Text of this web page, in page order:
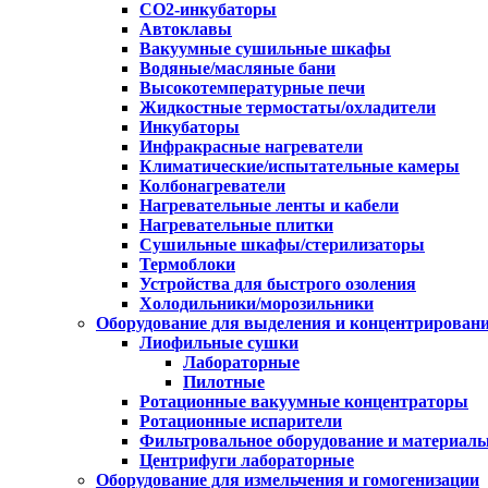
CO2-инкубаторы
Автоклавы
Вакуумные сушильные шкафы
Водяные/масляные бани
Высокотемпературные печи
Жидкостные термостаты/охладители
Инкубаторы
Инфракрасные нагреватели
Климатические/испытательные камеры
Колбонагреватели
Нагревательные ленты и кабели
Нагревательные плитки
Сушильные шкафы/стерилизаторы
Термоблоки
Устройства для быстрого озоления
Холодильники/морозильники
Оборудование для выделения и
Лиофильные сушки
Лабораторные
Пилотные
Ротационные вакуумные концентраторы
Ротационные испарители
Фильтровальное оборудование и
Центрифуги лабораторные
Оборудование для измельчения и гомогенизации